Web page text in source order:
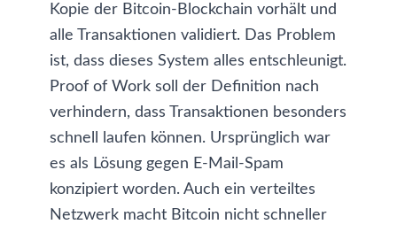
Kopie der Bitcoin-Blockchain vorhält und
alle Transaktionen validiert. Das Problem
ist, dass dieses System alles entschleunigt.
Proof of Work soll der Definition nach
verhindern, dass Transaktionen besonders
schnell laufen können. Ursprünglich war
es als Lösung gegen E-Mail-Spam
konzipiert worden. Auch ein verteiltes
Netzwerk macht Bitcoin nicht schneller